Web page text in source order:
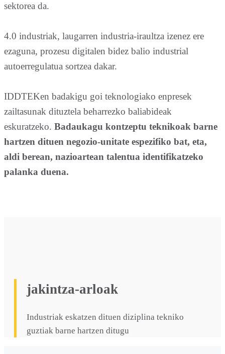
sektorea da.
4.0 industriak, laugarren industria-iraultza izenez ere
ezaguna, prozesu digitalen bidez balio industrial
autoerregulatua sortzea dakar.
IDDTEKen badakigu goi teknologiako enpresek
zailtasunak dituztela beharrezko baliabideak
eskuratzeko. Badaukagu kontzeptu teknikoak barne
hartzen dituen negozio-unitate espezifiko bat, eta,
aldi berean, nazioartean talentua identifikatzeko
palanka duena.
jakintza-arloak
Industriak eskatzen dituen diziplina tekniko
guztiak barne hartzen ditugu